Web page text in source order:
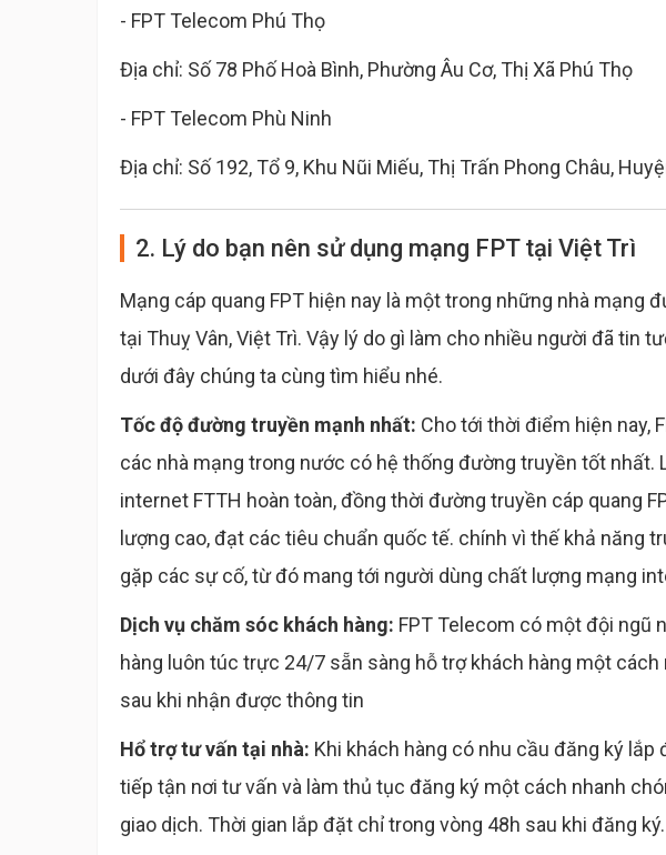
- FPT Telecom Phú Thọ
Địa chỉ: Số 78 Phố Hoà Bình, Phường Âu Cơ, Thị Xã Phú Thọ
- FPT Telecom Phù Ninh
Địa chỉ: Số 192, Tổ 9, Khu Nũi Miếu, Thị Trấn Phong Châu,
2. Lý do bạn nên sử dụng mạng FPT tại Việt Trì
Mạng cáp quang FPT hiện nay là một trong những nhà mạng
tại Thuỵ Vân, Việt Trì. Vậy lý do gì làm cho nhiều người đã tin
dưới đây chúng ta cùng tìm hiểu nhé.
Tốc độ đường truyền mạnh nhất: Cho tới thời điểm hiện nay,
các nhà mạng trong nước có hệ thống đường truyền tốt nhất.
internet FTTH hoàn toàn, đồng thời đường truyền cáp quang
lượng cao, đạt các tiêu chuẩn quốc tế. chính vì thế khả năng
gặp các sự cố, từ đó mang tới người dùng chất lượng mạng
Dịch vụ chăm sóc khách hàng: FPT Telecom có một đội ngũ
hàng luôn túc trực 24/7 sẵn sàng hỗ trợ khách hàng một
sau khi nhận được thông tin
Hổ trợ tư vấn tại nhà: Khi khách hàng có nhu cầu đăng ký
tiếp tận nơi tư vấn và làm thủ tục đăng ký một cách nhanh
giao dịch. Thời gian lắp đặt chỉ trong vòng 48h sau khi đăng ký.